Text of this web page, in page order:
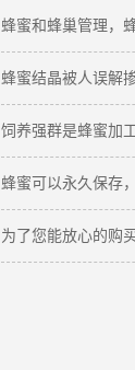
蜂蜜和蜂巢管理，
蜂蜜结晶被人误解
饲养强群是蜂蜜加
蜂蜜可以永久保存
为了您能放心的购